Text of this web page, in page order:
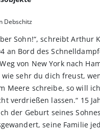
Debschitz
Sohn!“, schreibt Arthur
an Bord des
von New York nach
wie sehr du dich freust,
Meere schreibe, so will
verdrießen lassen.“ 15
der Geburt seines
seine Familie